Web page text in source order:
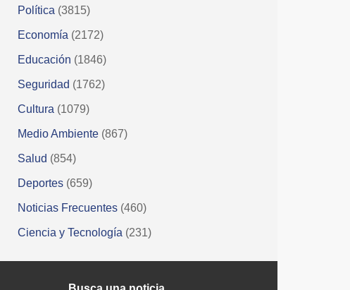
Política (3815)
Economía (2172)
Educación (1846)
Seguridad (1762)
Cultura (1079)
Medio Ambiente (867)
Salud (854)
Deportes (659)
Noticias Frecuentes (460)
Ciencia y Tecnología (231)